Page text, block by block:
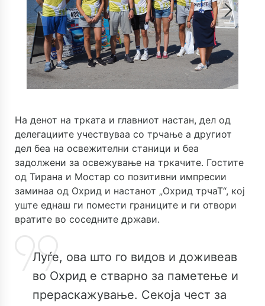
На денот на трката и главниот настан, дел од
делегациите учествуваа со трчање а другиот
дел беа на освежителни станици и беа
задолжени за освежување на тркачите. Гостите
од Тирана и Мостар со позитивни импресии
заминаа од Охрид и настанот „Охрид трчаТ“, кој
уште еднаш ги помести границите и ги отвори
вратите во соседните држави.
Луѓе, ова што го видов и доживеав
во Охрид е стварно за паметење и
прераскажување. Секоја чест за